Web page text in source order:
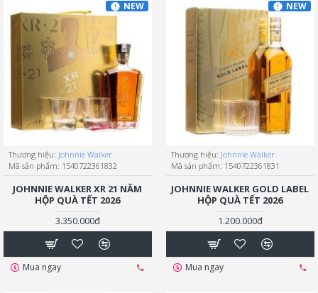
NEW
Thương hiệu: Johnnie Walker
Mã sản phẩm: 1540722361832
JOHNNIE WALKER XR 21 NĂM
HỘP QUÀ TẾT 2026
3.350.000đ
Mua ngay
NEW
Thương hiệu: Johnnie Walker
Mã sản phẩm: 1540722361831
JOHNNIE WALKER GOLD LABEL
HỘP QUÀ TẾT 2026
1.200.000đ
Mua ngay